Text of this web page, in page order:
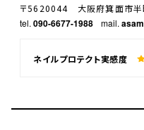
〒5620044 大阪府箕面市半
tel. 090-6677-1988 mail.
ネイルプロテクト実感度